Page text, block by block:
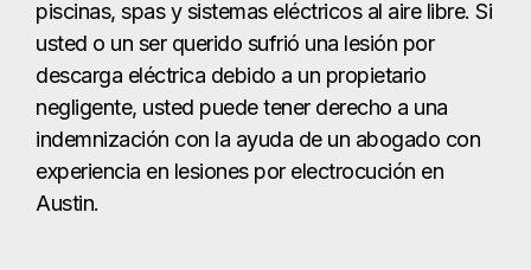
piscinas, spas y sistemas eléctricos al aire libre. Si
usted o un ser querido sufrió una lesión por
descarga eléctrica debido a un propietario
negligente, usted puede tener derecho a una
indemnización con la ayuda de un abogado con
experiencia en lesiones por electrocución en
Austin.